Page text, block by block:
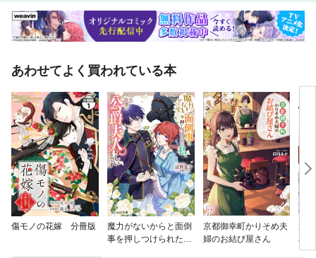
あわせてよく買われている本
傷モノの花嫁 分冊版
魔力がないからと面倒
事を押しつけられた
京都御幸町かりそめ夫
婦のお結び屋さん
花